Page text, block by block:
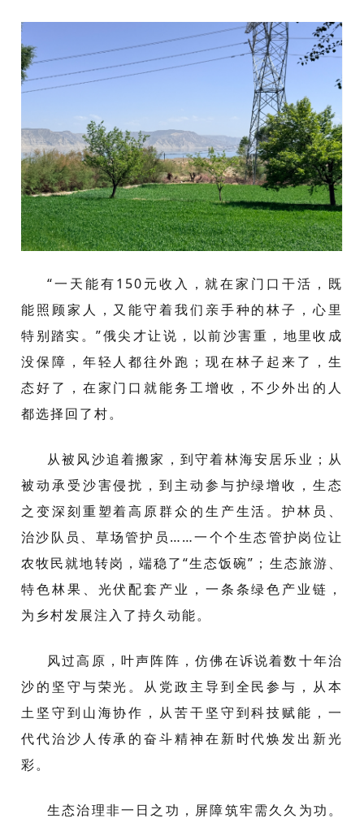
“一天能有150元收入，就在家门口干活，既
能照顾家人，又能守着我们亲手种的林子，心里
特别踏实。”俄尖才让说，以前沙害重，地里收成
没保障，年轻人都往外跑；现在林子起来了，生
态好了，在家门口就能务工增收，不少外出的人
都选择回了村。
从被风沙追着搬家，到守着林海安居乐业；从
被动承受沙害侵扰，到主动参与护绿增收，生态
之变深刻重塑着高原群众的生产生活。护林员、
治沙队员、草场管护员……一个个生态管护岗位让
农牧民就地转岗，端稳了“生态饭碗”；生态旅游、
特色林果、光伏配套产业，一条条绿色产业链，
为乡村发展注入了持久动能。
风过高原，叶声阵阵，仿佛在诉说着数十年治
沙的坚守与荣光。从党政主导到全民参与，从本
土坚守到山海协作，从苦干坚守到科技赋能，一
代代治沙人传承的奋斗精神在新时代焕发出新光
彩。
生态治理非一日之功，屏障筑牢需久久为功。